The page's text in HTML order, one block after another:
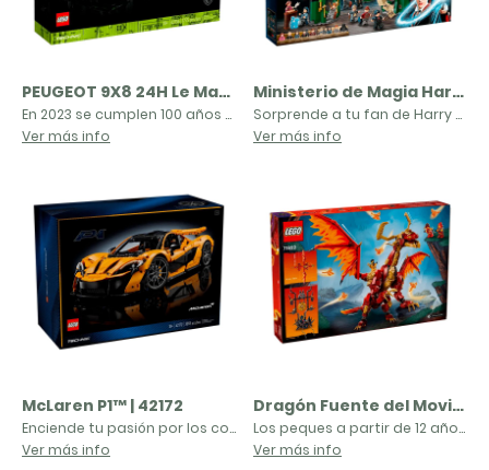
PEUGEOT 9X8 24H Le Mans Hybrid Hyperca | 42156
En 2023 se cumplen 100 años de la creación de la carrera de Le Mans: ¡celébralo con el set LEGO® Technic PEUGEOT 9X8 24H Le Mans Hybrid Hypercar (42156) para adultos! Mientras el prototipo debuta en la clase LMH del Campeonato Mundial de Resistencia, tú disfrutarás de un gratificante proyecto que te permitirá recrear detalles basados en las innovaciones de competición más punteras.Fieles detallesContempla las asombrosas características de tu coche de carreras a escala 1:10. Explora el sistema híbrido, con un motor de pistones V6 que se conecta a las ruedas traseras y una versión del motor eléctrico y su batería. Detente a mirar la suspensión, diseñada para la maqueta, y la dirección, que funciona girando el volante o la rueda situada en el techo. Los elementos que brillan en la oscuridad captan la atmósfera de una carrera de 24 horas real.
Ver más info
Ministerio de Magia Harry Potter | 76403
Sorprende a tu fan de Harry Potter™ de 9 años o más con el set LEGO® Harry Potter Ministerio de Magia (76403), el primer modelo LEGO que reproduce el mágico cuartel general con un grado de detalle tan realista.Famosas escenas e icónicos personajesEl set de varias plantas captura en toda su amplitud las actividades del Ministerio de Magia. Incluye a Harry Potter, Hermione Granger™ y Ron Weasley™, que, con un giro de cabeza y una nueva peluca, se transforman por arte de magia en Albert Runcorn, Mafalda Hopkirk y Reg Cattermole. Hay diversos espacios interiores para explorar: el despacho de Dolores Umbridge, el de Arthur Weasley, la Sala de las Profecías y el Tribunal. ¡Los niños deben encontrar el guardapelo de Slytherin™ y escapar sin que los atrapen Yaxley, Pius y el Dementor™! La app gratuita Instrucciones de Montaje LEGO permite a los peques acercar y girar mientras construyen, y, gracias a su diseño modular, el Ministerio se puede reconfigurar para vivir nuevas aventuras.
Ver más info
McLaren P1™ | 42172
Enciende tu pasión por los coches excepcionales con el motivador set LEGO® Technic del hipercoche McLaren P1™ para adultos. Recréate en los detalles a medida que construyes la impresionante maqueta a escala 1:8. Después, explora con detenimiento sus características, como la caja de cambios de 7 velocidades con tambor de cambio, la suspensión y el motor de pistones V8. Admira el alerón trasero ajustable y las puertas que se abren, con su mecanismo de estilo mariposa, antes de exponer con orgullo tu creación terminada. Como el coche de verdad, la versión LEGO Technic tiene su propio número de serie, que te proporciona acceso a contenido en línea exclusivo.Desde la divertida experiencia de desembalaje hasta la colocación de los últimos detalles, el set LEGO Technic plantea un gratificante desafío para fans de la construcción adultos. Este regalo ideal para entusiastas de los coches y fans de McLaren les ofrece tanto un proyecto para disfrutarlo como una preciada pieza de exposición.
Ver más info
Dragón Fuente del Movimiento NINJAGO | 71822
Los peques a partir de 12 años podrán recrear las vertiginosas aventuras aéreas de la temporada 2 de la serie para televisión NINJAGO®: El renacer de los dragones con el impresionante juguete Dragón Fuente del Movimiento (71822). Es el dragón de juguete LEGO® más grande que existe y cuenta con patas, cola, cadera, mandíbula, cabeza, cuello y alas móviles. Lleva una montura-trono en el lomo y viene con 6 dragones espirituales más pequeños.Este set incluye 6 minifiguras para que los niños interpreten batallas: los guerreros ninja Kai, Wyldfyre y Arin (con espadas y armas) y el trío de villanos Lord Ras, Jordana y un guerrero Máscara de Lobo (cada uno con un arma).
Ver más info